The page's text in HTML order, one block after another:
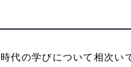
の学びについて相次い